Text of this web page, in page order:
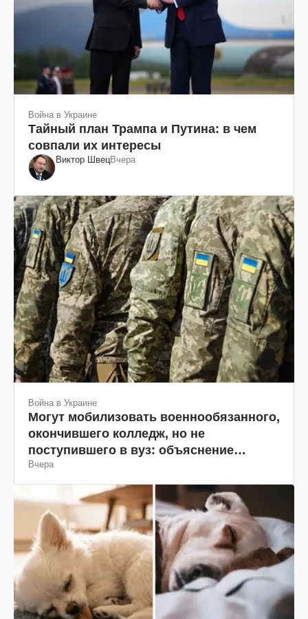
Война в Украине
Тайный план Трампа и Путина: в чем
совпали их интересы
Виктор ШвецВчера
Война в Украине
Могут мобилизовать военнообязанного,
окончившего колледж, но не
поступившего в вуз: объяснение
юриста
Вчера